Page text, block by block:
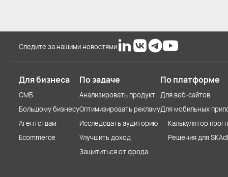
Следите за нашими новостями
Для бизнеса
СМБ
Большому бизнесу
Агентствам
Ecommerce
По задаче
Анализировать продукт
Оптимизировать рекламу
Исследовать аудиторию
Улучшить доход
Защититься от фрода
По платформе
Для веб-сайтов
Для мобильных
Калькулятор
Решения для